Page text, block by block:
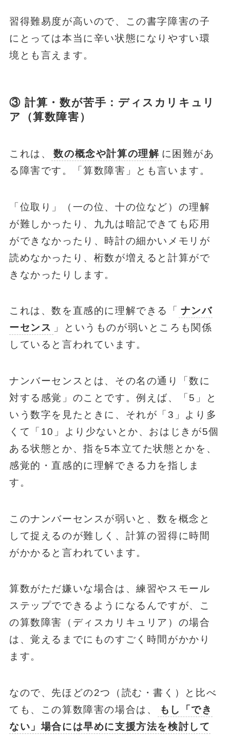
習得難易度が高いので、この書字障害の子
にとっては本当に辛い状態になりやすい環
境とも言えます。
③ 計算・数が苦手：ディスカリキュリ
ア（算数障害）
これは、 数の概念や計算の理解 に困難があ
る障害です。「算数障害」とも言います。
「位取り」（一の位、十の位など）の理解
が難しかったり、九九は暗記できても応用
ができなかったり、時計の細かいメモリが
読めなかったり、桁数が増えると計算がで
きなかったりします。
これは、数を直感的に理解できる「
ナンバ
ーセンス
」というものが弱いところも関係
していると言われています。
ナンバーセンスとは、その名の通り「数に
対する感覚」のことです。例えば、「5」と
いう数字を見たときに、それが「3」より多
くて「10」より少ないとか、おはじきが5個
ある状態とか、指を5本立てた状態とかを、
感覚的・直感的に理解できる力を指しま
す。
このナンバーセンスが弱いと、数を概念と
して捉えるのが難しく、計算の習得に時間
がかかると言われています。
算数がただ嫌いな場合は、練習やスモール
ステップでできるようになるんですが、こ
の算数障害（ディスカリキュリア）の場合
は、覚えるまでにものすごく時間がかかり
ます。
なので、先ほどの2つ（読む・書く）と比べ
ても、この算数障害の場合は、
もし「でき
ない」場合には早めに支援方法を検討して